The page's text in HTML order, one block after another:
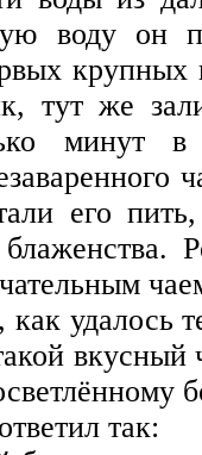
воду он
крупных
тут же
минут в
его
удалось
вкусный
так: